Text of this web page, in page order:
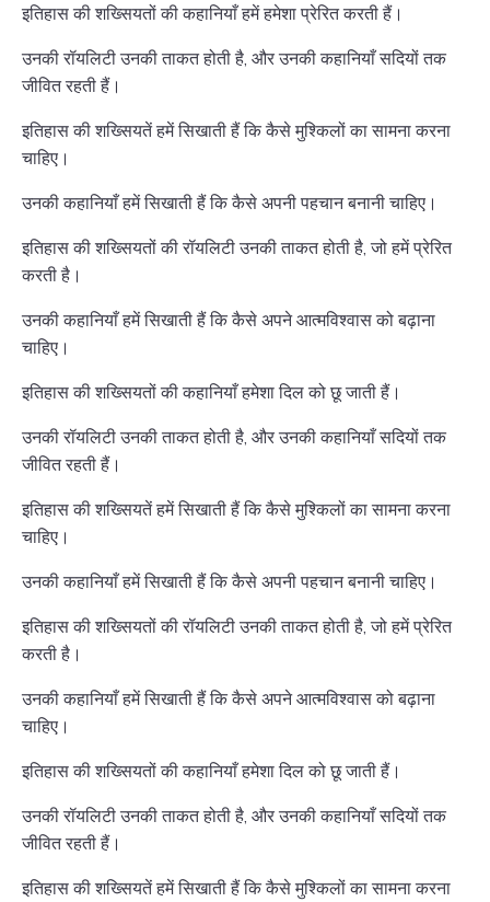
इतिहास की शख्सियतों की कहानियाँ हमें हमेशा प्रेरित करती हैं।
उनकी रॉयलिटी उनकी ताकत होती है, और उनकी कहानियाँ सदियों तक
जीवित रहती हैं।
इतिहास की शख्सियतें हमें सिखाती हैं कि कैसे मुश्किलों का सामना करना
चाहिए।
उनकी कहानियाँ हमें सिखाती हैं कि कैसे अपनी पहचान बनानी चाहिए।
इतिहास की शख्सियतों की रॉयलिटी उनकी ताकत होती है, जो हमें प्रेरित
करती है।
उनकी कहानियाँ हमें सिखाती हैं कि कैसे अपने आत्मविश्वास को बढ़ाना
चाहिए।
इतिहास की शख्सियतों की कहानियाँ हमेशा दिल को छू जाती हैं।
उनकी रॉयलिटी उनकी ताकत होती है, और उनकी कहानियाँ सदियों तक
जीवित रहती हैं।
इतिहास की शख्सियतें हमें सिखाती हैं कि कैसे मुश्किलों का सामना करना
चाहिए।
उनकी कहानियाँ हमें सिखाती हैं कि कैसे अपनी पहचान बनानी चाहिए।
इतिहास की शख्सियतों की रॉयलिटी उनकी ताकत होती है, जो हमें प्रेरित
करती है।
उनकी कहानियाँ हमें सिखाती हैं कि कैसे अपने आत्मविश्वास को बढ़ाना
चाहिए।
इतिहास की शख्सियतों की कहानियाँ हमेशा दिल को छू जाती हैं।
उनकी रॉयलिटी उनकी ताकत होती है, और उनकी कहानियाँ सदियों तक
जीवित रहती हैं।
इतिहास की शख्सियतें हमें सिखाती हैं कि कैसे मुश्किलों का सामना करना